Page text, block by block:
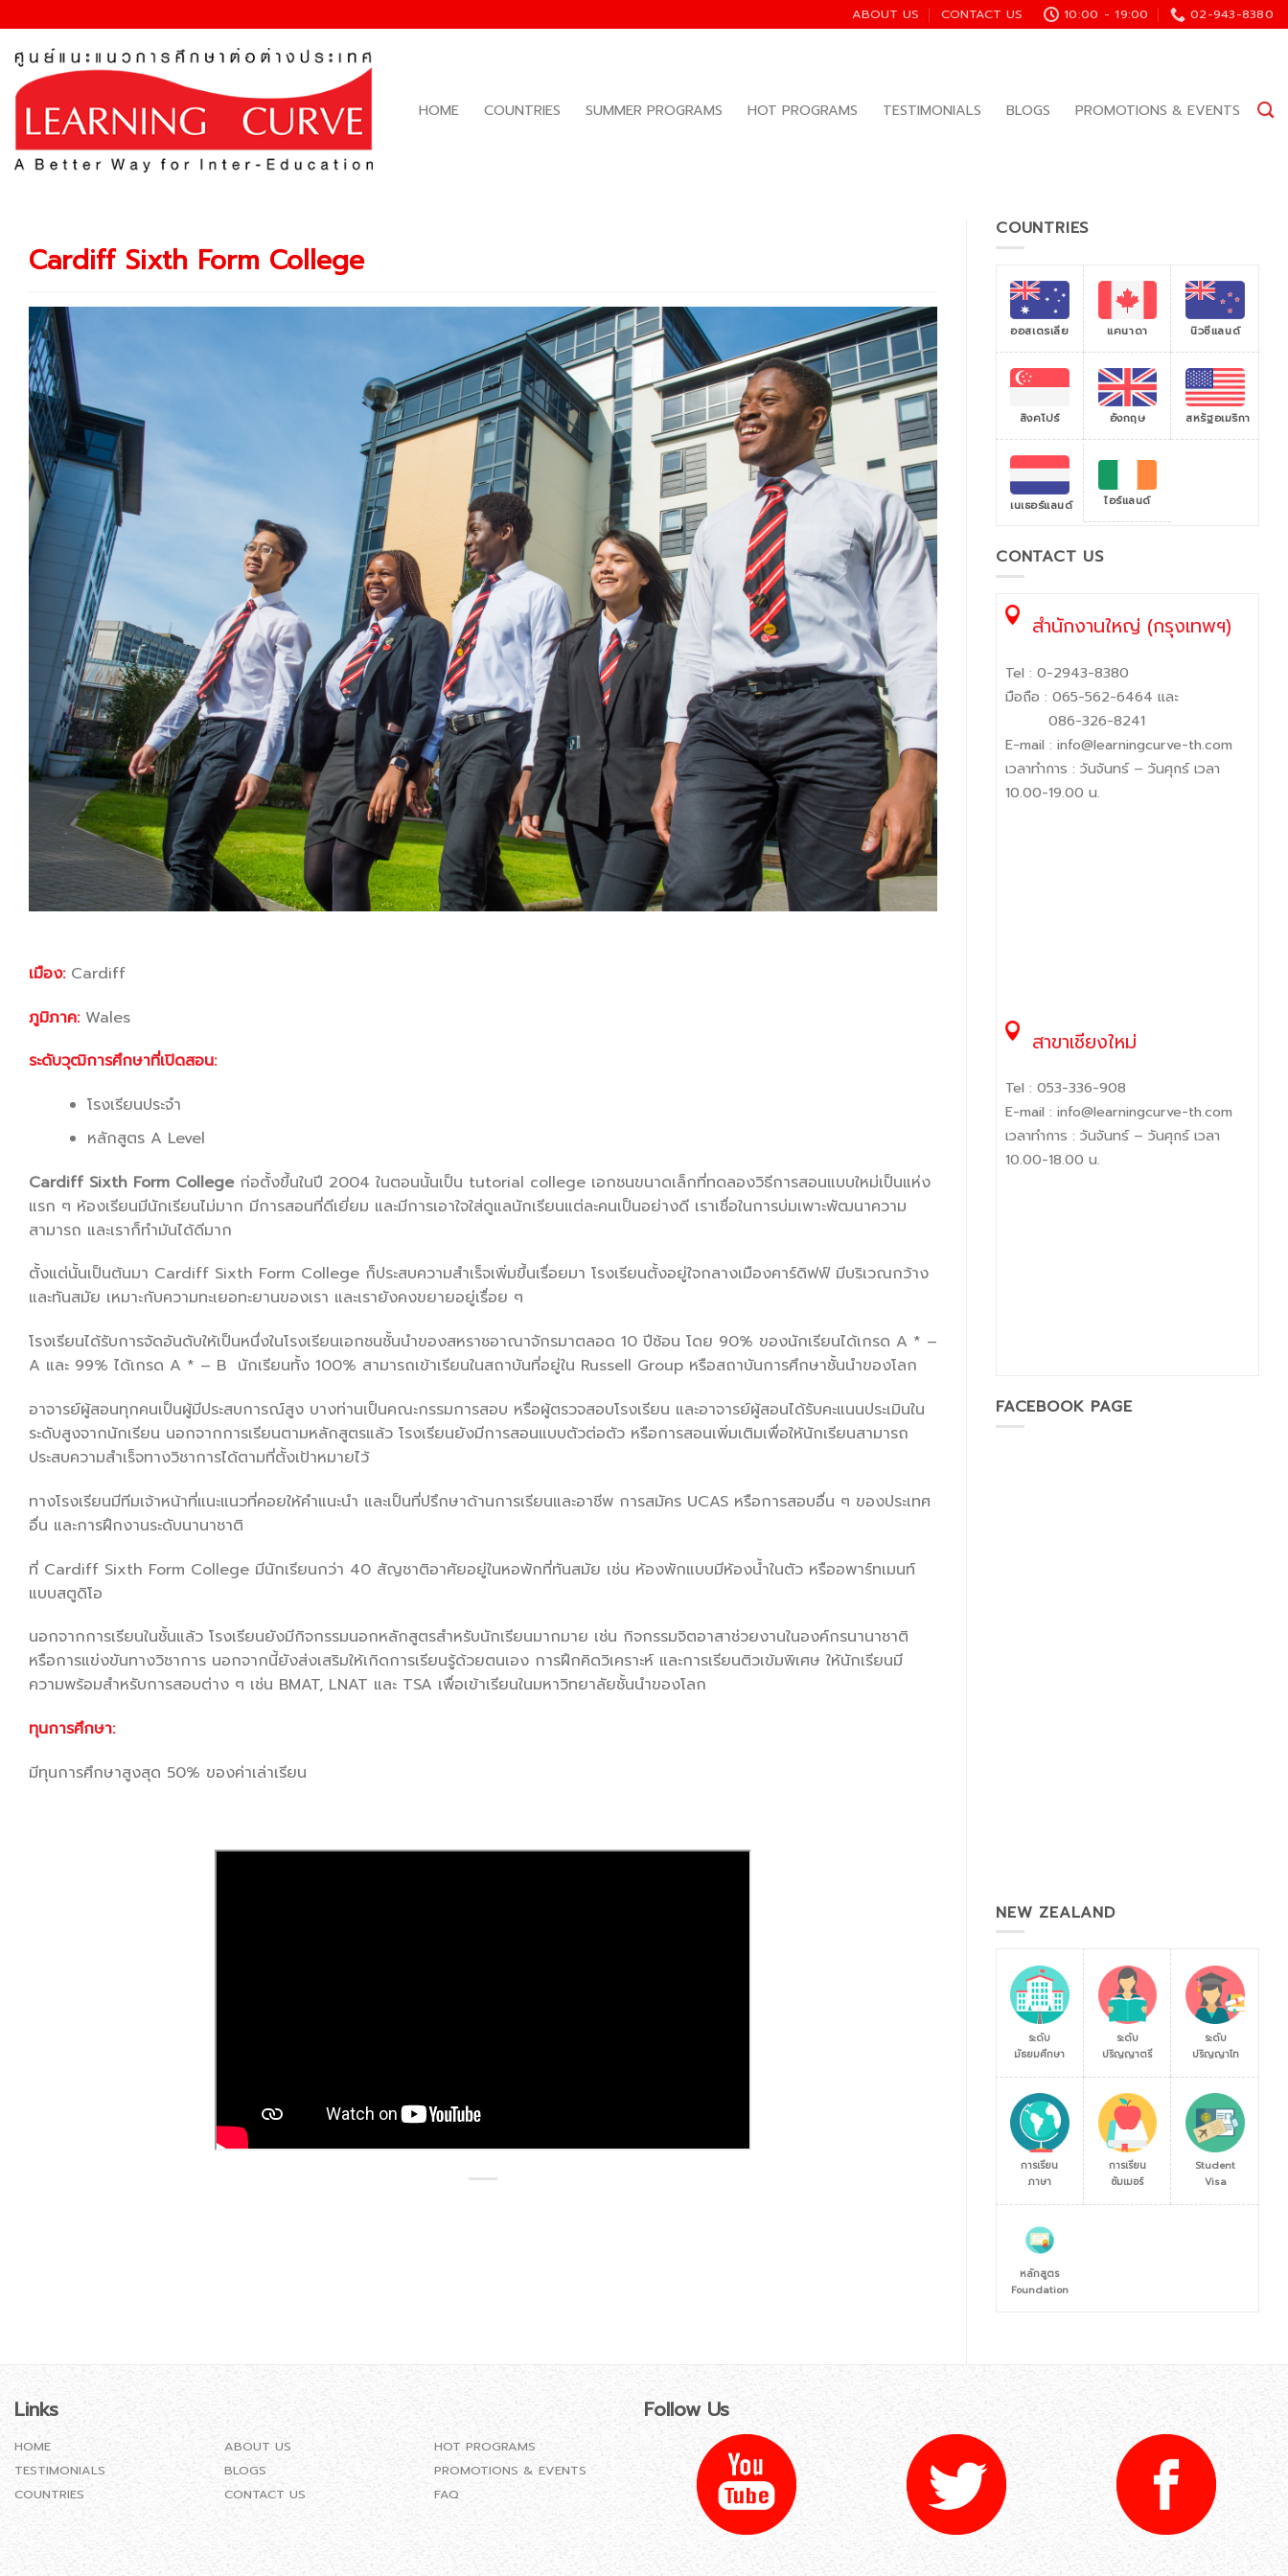
to
content
ABOUT US CONTACT US 10:00 - 19:00 02-943-8380
HOME COUNTRIES SUMMER PROGRAMS HOT PROGRAMS TESTIMONIALS BLOGS PROMOTIONS & EVENTS
Cardiff Sixth Form College
เมือง:Cardiff
ภูมิภาค:Wales
ระดับวุฒิการศึกษาที่เปิดสอน:
โรงเรียนประจำ
หลักสูตร A Level
Cardiff Sixth Form Collegeก่อตั้งขึ้นในปี 2004 ในตอนนั้นเป็น tutorial college เอกชนขนาดเล็กที่ทดลองวิธีการสอนแบบใหม่เป็นแห่ง
แรก ๆ ห้องเรียนมีนักเรียนไม่มาก มีการสอนที่ดีเยี่ยม และมีการเอาใจใส่ดูแลนักเรียนแต่ละคนเป็นอย่างดี เราเชื่อในการบ่มเพาะพัฒนาความ
สามารถ และเราก็ทำมันได้ดีมาก
ตั้งแต่นั้นเป็นต้นมา Cardiff Sixth Form College ก็ประสบความสำเร็จเพิ่มขึ้นเรื่อยมา โรงเรียนตั้งอยู่ใจกลางเมืองคาร์ดิฟฟ์ มีบริเวณกว้าง
และทันสมัย เหมาะกับความทะเยอทะยานของเรา และเรายังคงขยายอยู่เรื่อย ๆ
โรงเรียนได้รับการจัดอันดับให้เป็นหนึ่งในโรงเรียนเอกชนชั้นนำของสหราชอาณาจักรมาตลอด 10 ปีซ้อน โดย 90% ของนักเรียนได้เกรด A * –
A และ 99% ได้เกรด A * – B นักเรียนทั้ง 100% สามารถเข้าเรียนในสถาบันที่อยู่ใน Russell Group หรือสถาบันการศึกษาชั้นนำของโลก
อาจารย์ผู้สอนทุกคนเป็นผู้มีประสบการณ์สูง บางท่านเป็นคณะกรรมการสอบ หรือผู้ตรวจสอบโรงเรียน และอาจารย์ผู้สอนได้รับคะแนนประเมินใน
ระดับสูงจากนักเรียน นอกจากการเรียนตามหลักสูตรแล้ว โรงเรียนยังมีการสอนแบบตัวต่อตัว หรือการสอนเพิ่มเติมเพื่อให้นักเรียนสามารถ
ประสบความสำเร็จทางวิชาการได้ตามที่ตั้งเป้าหมายไว้
ทางโรงเรียนมีทีมเจ้าหน้าที่แนะแนวที่คอยให้คำแนะนำ และเป็นที่ปรึกษาด้านการเรียนและอาชีพ การสมัคร UCAS หรือการสอบอื่น ๆ ของประเทศ
อื่น และการฝึกงานระดับนานาชาติ
ที่ Cardiff Sixth Form College มีนักเรียนกว่า 40 สัญชาติอาศัยอยู่ในหอพักที่ทันสมัย เช่น ห้องพักแบบมีห้องน้ำในตัว หรืออพาร์ทเมนท์
แบบสตูดิโอ
นอกจากการเรียนในชั้นแล้ว โรงเรียนยังมีกิจกรรมนอกหลักสูตรสำหรับนักเรียนมากมาย เช่น กิจกรรมจิตอาสาช่วยงานในองค์กรนานาชาติ
หรือการแข่งขันทางวิชาการ นอกจากนี้ยังส่งเสริมให้เกิดการเรียนรู้ด้วยตนเอง การฝึกคิดวิเคราะห์ และการเรียนติวเข้มพิเศษ ให้นักเรียนมี
ความพร้อมสำหรับการสอบต่าง ๆ เช่น BMAT, LNAT และ TSA เพื่อเข้าเรียนในมหาวิทยาลัยชั้นนำของโลก
ทุนการศึกษา:
มีทุนการศึกษาสูงสุด 50% ของค่าเล่าเรียน
COUNTRIES
ออสเตรเลีย แคนาดา นิวซีแลนด์
สิงคโปร์ อังกฤษ สหรัฐอเมริกา
เนเธอร์แลนด์ ไอร์แลนด์
CONTACT US
สำนักงานใหญ่ (กรุงเทพฯ)
Tel : 0-2943-8380
มือถือ : 065-562-6464 และ
086-326-8241
E-mail : info@learningcurve-th.com
เวลาทำการ : วันจันทร์ – วันศุกร์ เวลา
10.00-19.00 น.
สาขาเชียงใหม่
Tel : 053-336-908
E-mail : info@learningcurve-th.com
เวลาทำการ : วันจันทร์ – วันศุกร์ เวลา
10.00-18.00 น.
FACEBOOK PAGE
NEW ZEALAND
ระดับ
มัธยมศึกษา
ระดับ
ปริญญาตรี
ระดับ
ปริญญาโท
การเรียน
ภาษา
การเรียน
ซัมเมอร์
Student
Visa
หลักสูตร
Foundation
Links Follow Us
HOME
TESTIMONIALS
COUNTRIES
ABOUT US
BLOGS
CONTACT US
HOT PROGRAMS
PROMOTIONS & EVENTS
FAQ